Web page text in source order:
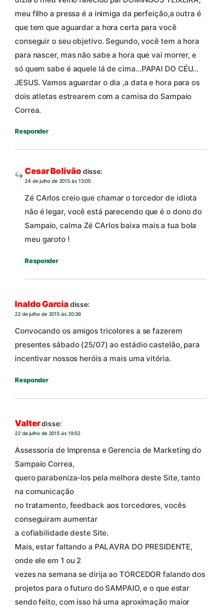
meu filho a pressa é a inimiga da perfeição,a outra é
que tem que aguardar a hora certa para você
conseguir o seu objetivo. Segundo, você tem a hora
para nascer, mas não sabe a hora que vai morrer, e
só quem sabe é aquele lá de cima…PAPAI DO CÉU…
JESUS. Vamos aguardar o dia ,a data e hora para os
dois atletas estrearem com a camisa do Sampaio
Correa.
Responder
Cesar Bolivão disse:
24 de julho de 2015 às 13:05
Zé CArlos creio que chamar o torcedor de idiota
não é legar, você está parecendo que é o dono do
Sampaio, calma Zé CArlos baixa mais a tua bola
meu garoto !
Responder
Inaldo Garciadisse:
22 de julho de 2015 às 20:36
Convocando os amigos tricolores a se fazerem
presentes sábado (25/07) ao estádio castelão, para
incentivar nossos heróis a mais uma vitória.
Responder
Valterdisse:
22 de julho de 2015 às 19:52
Assessoria de Imprensa e Gerencia de Marketing do
Sampaio Correa,
quero parabeniza-los pela melhora deste Site, tanto
na comunicação
no tratamento, feedback aos torcedores, vocês
conseguiram aumentar
a cofiabilidade deste Site.
Mais, estar faltando a PALAVRA DO PRESIDENTE,
onde ele em 1 ou 2
vezes na semana se dirija ao TORCEDOR falando dos
projetos para o futuro do SAMPAIO, e o que estar
sendo feito, com isso há uma aproximação maior